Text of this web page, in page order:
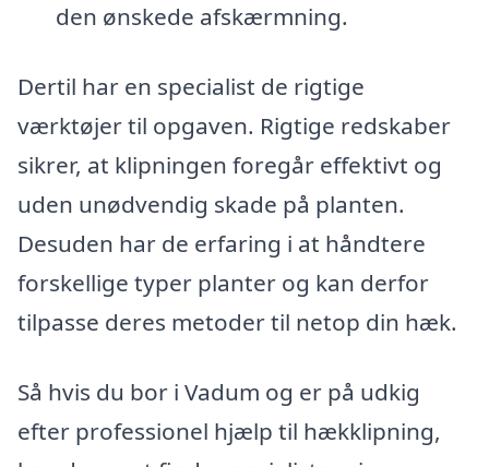
den ønskede afskærmning.
Dertil har en specialist de rigtige
værktøjer til opgaven. Rigtige redskaber
sikrer, at klipningen foregår effektivt og
uden unødvendig skade på planten.
Desuden har de erfaring i at håndtere
forskellige typer planter og kan derfor
tilpasse deres metoder til netop din hæk.
Så hvis du bor i Vadum og er på udkig
efter professionel hjælp til hækklipning,